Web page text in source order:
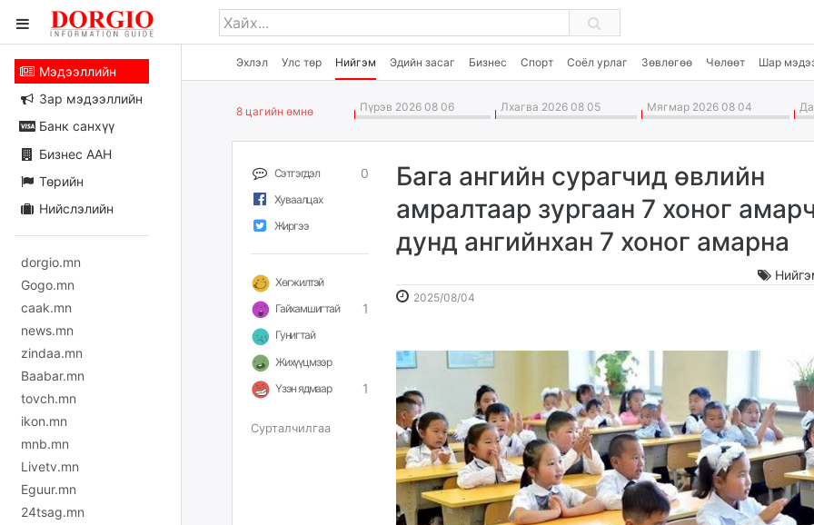
Эхлэл Улс төр Нийгэм Эдийн засаг Бизнес Спорт Соёл урлаг Зөвлөгөө Чөлөөт Шар
Мэдээллийн
Зар мэдээллийн
Банк санхүү
Бизнес ААН
Төрийн
Нийслэлийн
dorgio.mn
Gogo.mn
caak.mn
news.mn
zindaa.mn
Baabar.mn
tovch.mn
ikon.mn
mnb.mn
Livetv.mn
Eguur.mn
24tsag.mn
8 цагийн өмнө Пүрэв 2026 08 06 Лхагва 2026 08 05 Мягмар 2026 08 04
Сэтгэгдэл 0
Хуваалцах
Жиргээ
Хөгжилтэй
Гайхамшигтай
1
Гунигтай
Жихүүцмээр
Үзэн ядмаар
1
Сурталчилгаа
Бага ангийн сурагчид өвлийн
амралтаар зургаан 7 хоног
дунд ангийнхан 7 хоног амарна
2025/08/04
12:29:10
23:58:31